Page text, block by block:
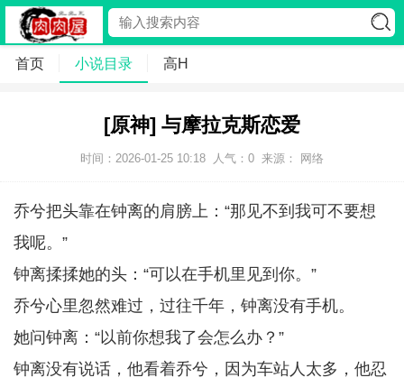
首页 小说目录 高H
[原神] 与摩拉克斯恋爱
时间：2026-01-25 10:18 人气： 0 来源： 网络
乔兮把头靠在钟离的肩膀上：“那见不到我可不要想
我呢。”
钟离揉揉她的头：“可以在手机里见到你。”
乔兮心里忽然难过，过往千年，钟离没有手机。
她问钟离：“以前你想我了会怎么办？”
钟离没有说话，他看着乔兮，因为车站人太多，他忍